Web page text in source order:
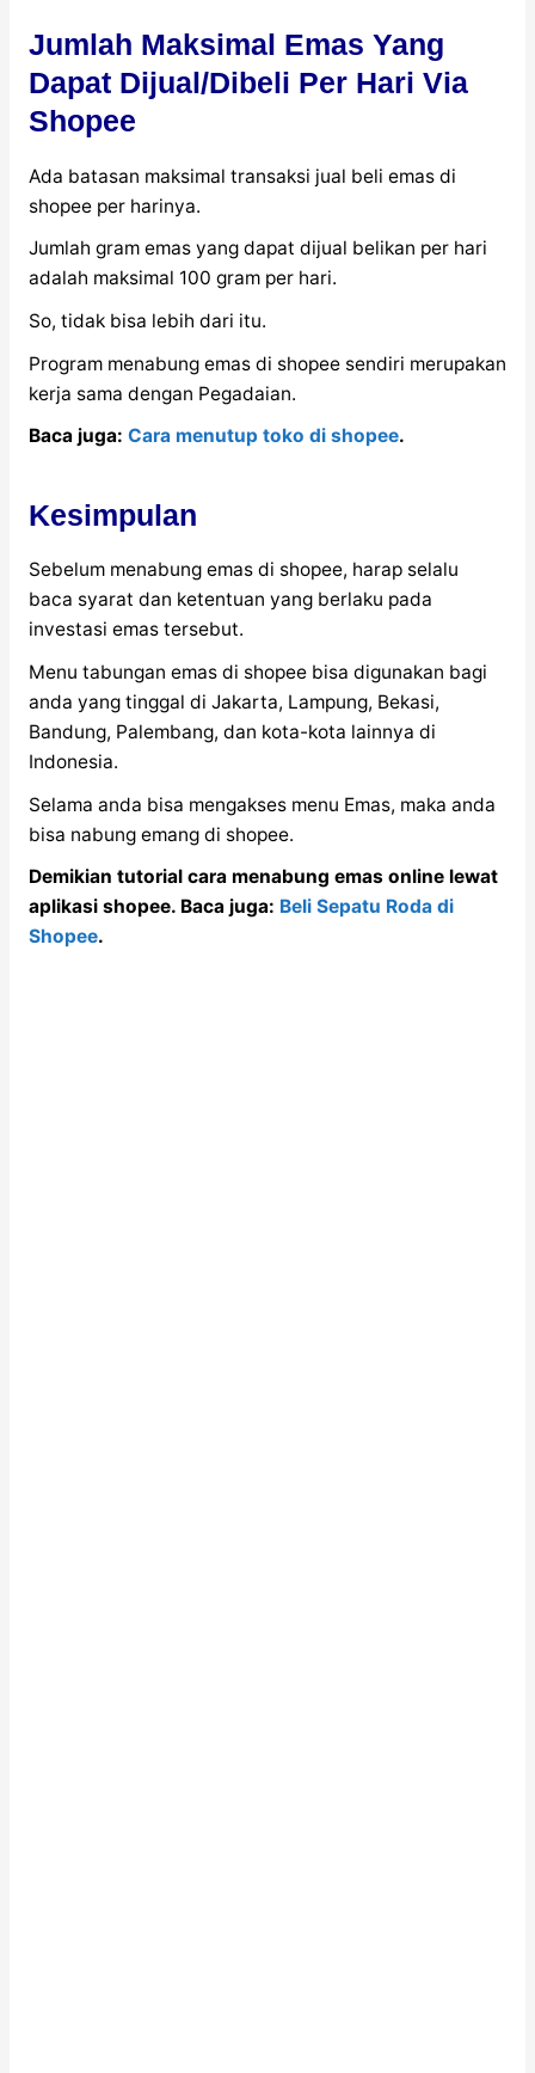
Jumlah Maksimal Emas Yang
Dapat Dijual/Dibeli Per Hari Via
Shopee
Ada batasan maksimal transaksi jual beli emas di
shopee per harinya.
Jumlah gram emas yang dapat dijual belikan per hari
adalah maksimal 100 gram per hari.
So, tidak bisa lebih dari itu.
Program menabung emas di shopee sendiri merupakan
kerja sama dengan Pegadaian.
Baca juga: Cara menutup toko di shopee.
Kesimpulan
Sebelum menabung emas di shopee, harap selalu
baca syarat dan ketentuan yang berlaku pada
investasi emas tersebut.
Menu tabungan emas di shopee bisa digunakan bagi
anda yang tinggal di Jakarta, Lampung, Bekasi,
Bandung, Palembang, dan kota-kota lainnya di
Indonesia.
Selama anda bisa mengakses menu Emas, maka anda
bisa nabung emang di shopee.
Demikian tutorial cara menabung emas online lewat
aplikasi shopee. Baca juga: Beli Sepatu Roda di
Shopee.